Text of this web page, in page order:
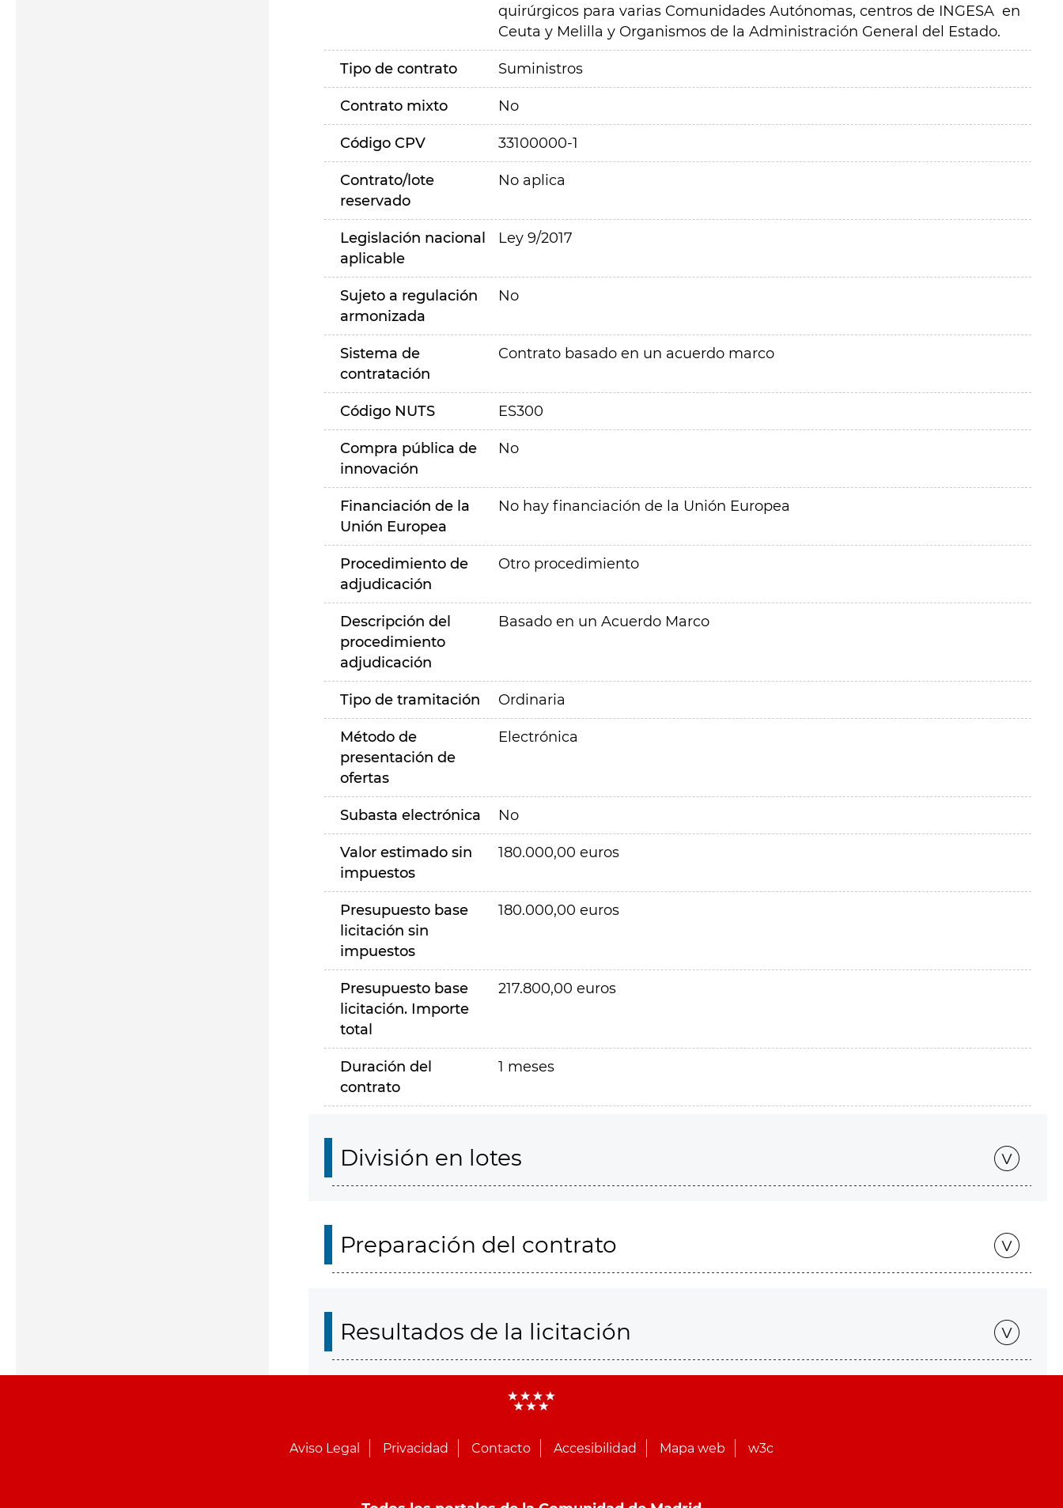
quirúrgicos para varias Comunidades Autónomas, centros de INGESA en
Ceuta y Melilla y Organismos de la Administración General del Estado.
Tipo de contrato Suministros
Contrato mixto No
Código CPV 33100000-1
Contrato/lote
reservado
No aplica
Legislación nacional
aplicable
Ley 9/2017
Sujeto a regulación
armonizada
No
Sistema de
contratación
Contrato basado en un acuerdo marco
Código NUTS ES300
Compra pública de
innovación
No
Financiación de la
Unión Europea
No hay financiación de la Unión Europea
Procedimiento de
adjudicación
Otro procedimiento
Descripción del
procedimiento
adjudicación
Basado en un Acuerdo Marco
Tipo de tramitación Ordinaria
Método de
presentación de
ofertas
Electrónica
Subasta electrónica No
Valor estimado sin
impuestos
180.000,00 euros
Presupuesto base
licitación sin
impuestos
180.000,00 euros
Presupuesto base
licitación. Importe
total
217.800,00 euros
Duración del
contrato
1 meses
División en lotes
Preparación del contrato
Resultados de la licitación
Aviso Legal Privacidad Contacto Accesibilidad Mapa web w3c